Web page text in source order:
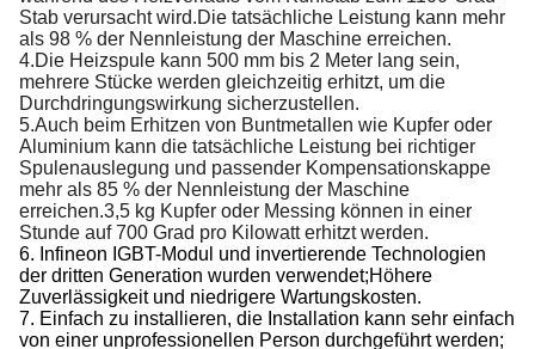
Stab verursacht wird.Die tatsächliche Leistung kann mehr
als 98 % der Nennleistung der Maschine erreichen.
4.Die Heizspule kann 500 mm bis 2 Meter lang sein,
mehrere Stücke werden gleichzeitig erhitzt, um die
Durchdringungswirkung sicherzustellen.
5.Auch beim Erhitzen von Buntmetallen wie Kupfer oder
Aluminium kann die tatsächliche Leistung bei richtiger
Spulenauslegung und passender Kompensationskappe
mehr als 85 % der Nennleistung der Maschine
erreichen.3,5 kg Kupfer oder Messing können in einer
Stunde auf 700 Grad pro Kilowatt erhitzt werden.
6. Infineon IGBT-Modul und invertierende Technologien
der dritten Generation wurden verwendet;Höhere
Zuverlässigkeit und niedrigere Wartungskosten.
7. Einfach zu installieren, die Installation kann sehr einfach
von einer unprofessionellen Person durchgeführt werden;